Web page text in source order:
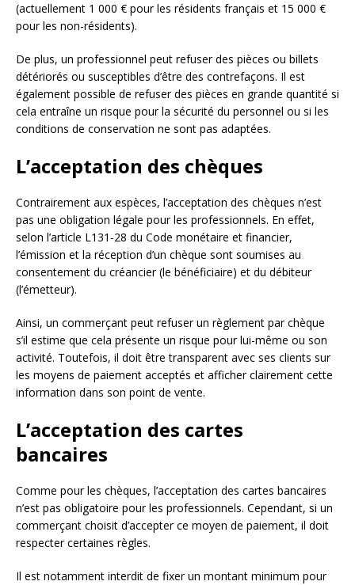
(actuellement 1 000 € pour les résidents français et 15 000 €
pour les non-résidents).
De plus, un professionnel peut refuser des pièces ou billets
détériorés ou susceptibles d’être des contrefaçons. Il est
également possible de refuser des pièces en grande quantité si
cela entraîne un risque pour la sécurité du personnel ou si les
conditions de conservation ne sont pas adaptées.
L’acceptation des chèques
Contrairement aux espèces, l’acceptation des chèques n’est
pas une obligation légale pour les professionnels. En effet,
selon l’article L131-28 du Code monétaire et financier,
l’émission et la réception d’un chèque sont soumises au
consentement du créancier (le bénéficiaire) et du débiteur
(l’émetteur).
Ainsi, un commerçant peut refuser un règlement par chèque
s’il estime que cela présente un risque pour lui-même ou son
activité. Toutefois, il doit être transparent avec ses clients sur
les moyens de paiement acceptés et afficher clairement cette
information dans son point de vente.
L’acceptation des cartes
bancaires
Comme pour les chèques, l’acceptation des cartes bancaires
n’est pas obligatoire pour les professionnels. Cependant, si un
commerçant choisit d’accepter ce moyen de paiement, il doit
respecter certaines règles.
Il est notamment interdit de fixer un montant minimum pour